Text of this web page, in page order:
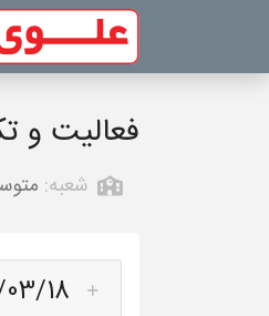
فعالیت و
شعبه:
18